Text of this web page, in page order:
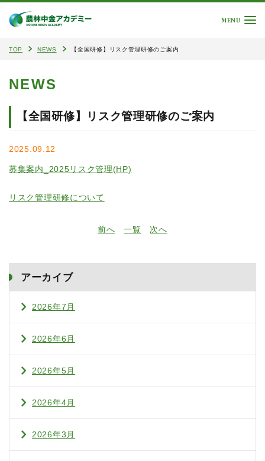
MENU
TOP NEWS 【全国研修】リスク管理研修のご案内
NEWS
【全国研修】リスク管理研修のご案内
2025.09.12
募集案内_2025リスク管理(HP)
リスク管理研修について
前へ 一覧 次へ
アーカイブ
2026年7月
2026年6月
2026年5月
2026年4月
2026年3月